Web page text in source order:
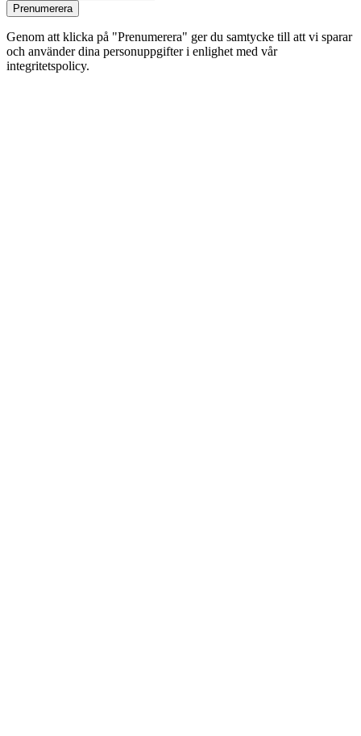
Prenumerera
Genom att klicka på "Prenumerera" ger du samtycke till att vi sparar
och använder dina personuppgifter i enlighet med vår
integritetspolicy.